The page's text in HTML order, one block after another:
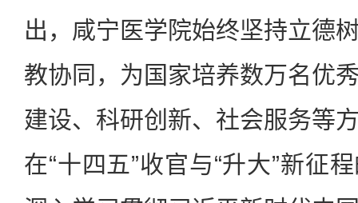
出，咸宁医学院始终坚持立德
教协同，为国家培养数万名优
建设、科研创新、社会服务等
在“十四五”收官与“升大”新征